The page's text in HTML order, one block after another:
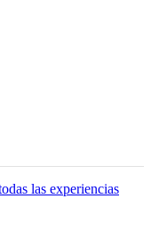
las experiencias